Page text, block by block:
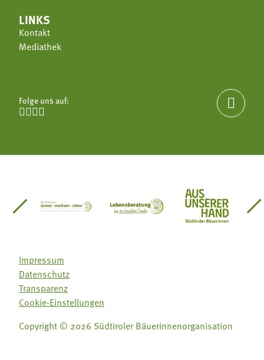
LINKS
Kontakt
Mediathek
Folge uns auf:


Südtirol
Gärtnervereinigung
Sozialgenossenschaft Mit Bäuerinnen lernen -
Lebensberatung für dieAus unserer
Impressum
Datenschutz
Transparenz
Cookie-Einstellungen
Copyright © 2026 Südtiroler Bäuerinnenorganisation